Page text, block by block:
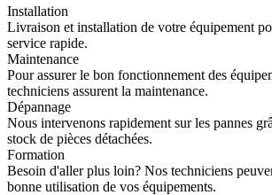
Installation
Livraison et installation de votre équipement
service rapide.
Maintenance
Pour assurer le bon fonctionnement des
techniciens assurent la maintenance.
Dépannage
Nous intervenons rapidement sur les pannes
stock de pièces détachées.
Formation
Besoin d'aller plus loin? Nos techniciens
bonne utilisation de vos équipements.